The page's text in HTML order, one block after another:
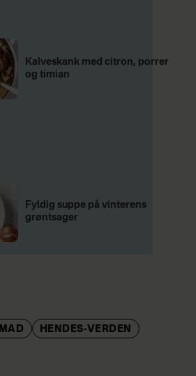
Kalveskank med citron, porrer
og timian
Fyldig suppe på vinterens
grøntsager
MAD HENDES-VERDEN